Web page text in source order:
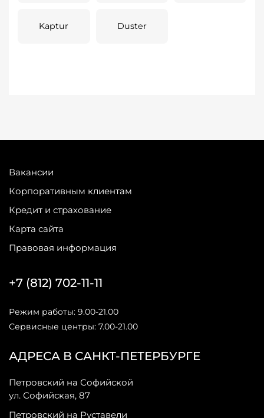
Kaptur Duster
Вакансии
Корпоративным клиентам
Кредит и страхование
Карта сайта
Правовая информация
АДРЕСА В САНКТ-ПЕТЕРБУРГЕ
Петровский на Софийской
ул. Софийская, 87
Петровский на Руставели
+7 (812) 702-11-11
Режим работы: 9.00-21.00
Сервисные центры: 7.00-21.00